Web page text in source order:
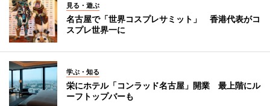
見る・遊ぶ
名古屋で「世界コスプレサミット」 香港代表がコ
スプレ世界一に
学ぶ・知る
栄にホテル「コンラッド名古屋」開業 最上階にル
ーフトップバーも